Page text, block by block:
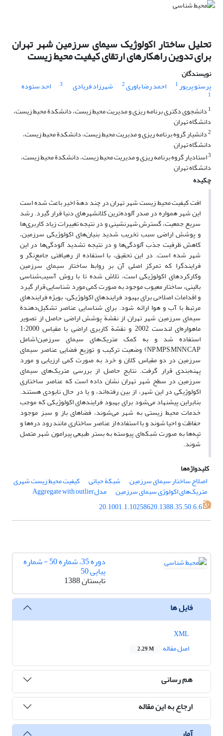
تحلیل ساختار اکولوژیک سیمای سرزمین شهر تهران
برای تدوین راهکارهای ارتقای کیفیت محیط زیست
نویسندگان
پرستو پریور1 احمد رضا یاوری2 شهرزاد فریادی 3 احد ستوده
1
1 دانشجوی دکتری برنامه ریزی و مدیریت محیط زیست، دانشکدة محیط زیست،
دانشگاه تهران
2دانشیار گروه برنامه ریزی و مدیریت محیط زیست، دانشکدة محیط زیست،
دانشگاه تهران
3استادیار گروه برنامه ریزی و مدیریت محیط زیست، دانشکدة محیط زیست،
دانشگاه تهران
چکیده
افت کیفیت محیط زیست شهر تهران در چند دهة اخیر باعث شده است
این شهر همواره در صدر آلوده‌ترین کلانشهرهای دنیا قرار گیرد. رشد
سریع جمعیت، گسترش شهرنشینی و در نتیجه تغییرات زیاد کاربری‌ها
و پوشش اراضی سبب تخریب شدید بنیان‌های اکولوژیکی سرزمین،
کاهش ظرفیت جذب آلودگی‌ها و در نتیجه تشدید آلودگی‌ها در این
شهر شده است. در این تحقیق، با استفاده از رهیافتی جامع‌نگر و
فرایند‌گرا که تمرکز اصلی آن بر روابط ساختار سیمای سرزمین
وکارکردهای اکولوژیکی است، تلاش شده تا با روش آسیب‌شناسی
بالینی، ساختار معیوب موجود به صورت کمی مورد شناسایی قرار گیرد
و اقدامات اصلاحی برای بهبود فرایندهای اکولوژیکی، بویژه فرایندهای
مرتبط با آب و هوا ارائه شود. برای شناسایی عناصر تشکیل‌دهندة
سیمای سرزمین شهر تهران از نقشة پوشش اراضی حاصل از تصویر
ماهواره‌ای لندست 2002 و نقشة کاربری اراضی با مقیاس 1:2000
استفاده شد و به کمک متریک‌های سیمای سرزمین(شامل
NP,MPS,MNN,CAP) وضعیت ترکیب و توزیع فضایی عناصر سیمای
سرزمین در دو مقیاس کلان و خرد به صورت کمی ارزیابی و مورد
پهنه‌بندی قرار گرفت. نتایج حاصل از بررسی متریک‌های سیمای
سرزمین در سطح شهر تهران نشان داده است که عناصر ساختاری
اکولوژیکی در این شهر، از بین رفته‌اند، و یا در حال نابودی هستند.
بنابراین پیشنهاد می‌شود برای بهبود فرایندهای اکولوژیکی که موجب
خدمات محیط زیستی به شهر می‌شوند، فضاهای باز و سبز موجود
حفاظت و احیا شوند و با استفاده از عناصر ساختاری مانند رود دره‌ها و
تپه‌ها به صورت شبکه‌ای پیوسته به بستر طبیعی پیرامون شهر متصل
شوند.
کلیدواژه‌ها
اصلاح ساختار سیمای سرزمین
شبکة حیاتی کیفیت محیط زیست شهری
متریک‌های اکولوژی سیمای سرزمین
مدلAggregate with outlier
20.1001.1.10258620.1388.35.50.6.6
دوره 35، شماره 50 - شماره
پیاپی 50
تابستان 1388
فایل ها
اصل مقاله
2.29 M
هم رسانی
ارجاع به این مقاله